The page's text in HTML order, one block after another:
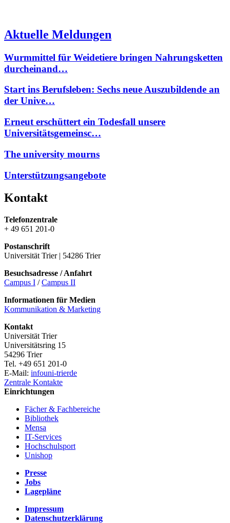
Aktuelle Meldungen
Wurmmittel für Weidetiere bringen Nahrungsketten
durcheinand…
Start ins Berufsleben: Sechs neue Auszubildende an
der Unive…
Erneut erschüttert ein Todesfall unsere
Universitätsgemeinsc…
The university mourns
Unterstützungsangebote
Kontakt
Telefonzentrale
+ 49 651 201-0
Postanschrift
Universität Trier | 54286 Trier
Besuchsadresse / Anfahrt
Campus I /Campus II
Informationen für Medien
Kommunikation & Marketing
Kontakt
Universität Trier
Universitätsring 15
54296 Trier
Tel. +49 651 201-0
E-Mail: infouni-trierde
Zentrale Kontakte
Einrichtungen
Fächer & Fachbereiche
Bibliothek
Mensa
IT-Services
Hochschulsport
Unishop
Presse
Jobs
Lagepläne
Impressum
Datenschutzerklärung